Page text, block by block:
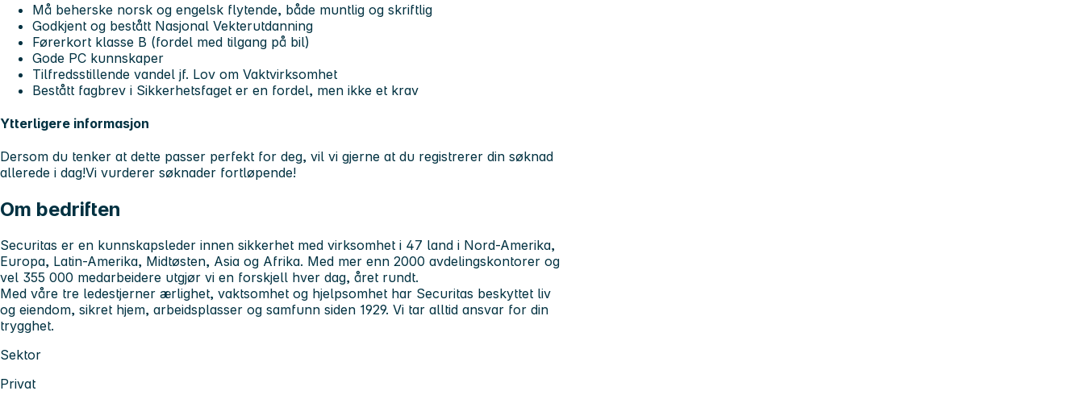
Må beherske norsk og engelsk flytende, både muntlig og skriftlig
Godkjent og bestått Nasjonal Vekterutdanning
Førerkort klasse B (fordel med tilgang på bil)
Gode PC kunnskaper
Tilfredsstillende vandel jf. Lov om Vaktvirksomhet
Bestått fagbrev i Sikkerhetsfaget er en fordel, men ikke et krav
Ytterligere informasjon
Dersom du tenker at dette passer perfekt for deg, vil vi gjerne at du registrerer din søknad
allerede i dag!Vi vurderer søknader fortløpende!
Om bedriften
Securitas er en kunnskapsleder innen sikkerhet med virksomhet i 47 land i Nord-Amerika,
Europa, Latin-Amerika, Midtøsten, Asia og Afrika. Med mer enn 2000 avdelingskontorer og
vel 355 000 medarbeidere utgjør vi en forskjell hver dag, året rundt.
Med våre tre ledestjerner ærlighet, vaktsomhet og hjelpsomhet har Securitas beskyttet liv
og eiendom, sikret hjem, arbeidsplasser og samfunn siden 1929. Vi tar alltid ansvar for din
trygghet.
Sektor
Privat